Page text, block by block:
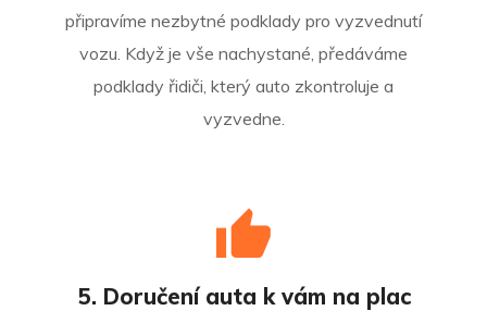
připravíme nezbytné podklady pro vyzvednutí
vozu. Když je vše nachystané, předáváme
podklady řidiči, který auto zkontroluje a
vyzvedne.
5. Doručení auta k vám na plac